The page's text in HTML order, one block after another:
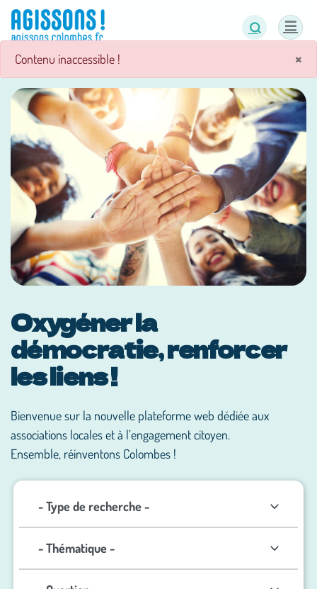
×
Contenu inaccessible !
Oxygéner la
démocratie, renforcer
les liens !
Bienvenue sur la nouvelle plateforme web dédiée aux
associations locales et à l’engagement citoyen.
Ensemble, réinventons Colombes !
Panneau de gestion des cookies